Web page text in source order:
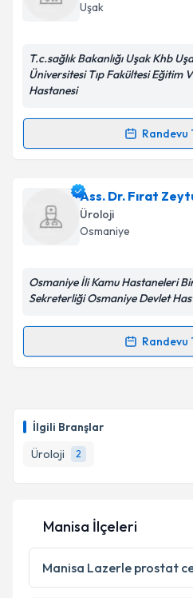
İlgili Branşlar
Üroloji
2
'ni okudum ve
kapsamda işlenmesini
Takvim
Uşak
T.c.sağlık Bakanlığı Uşak Khb
Üniversitesi Tıp Fakültesi Eğitim
Hastanesi
Randevu
Randevu Takvimi
Dr. Mehmet Sezai Ünal
oluşturun. Size bu
takvim hazırlandığında e-
Kişisel verilerimin
Metni'ni okudum ve
Ass. Dr. Fırat
Üroloji
Osmaniye
Osmaniye İli Kamu Hastaneleri
Sekreterliği Osmaniye Devlet
Randevu
Randevu Takvimi
takvim hazırlandığında e-
E-posta Adresiniz
Kişisel verilerimin
Metni
'ni okudum ve
kapsamda işlenmesini
Manisa İlçeleri
Manisa Lazerle prostat